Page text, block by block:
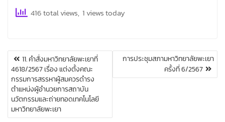
416 total views, 1 views today
ม
นู
นำ
ท
ง
11. คำสั่งมหาวิทยาลัยพะเยาที่
4618/2567 เรื่อง แต่งตั้งคณะ
กรรมการสรรหาผู้สมควรดำรง
ตำแหน่งผู้อำนวยการสถาบัน
นวัตกรรมและถ่ายทอดเทคโนโลยี
มหาวิทยาลัยพะเยา
การประชุมสภามหาวิทยาลัยพะเยา
ครั้งที่ 6/2567